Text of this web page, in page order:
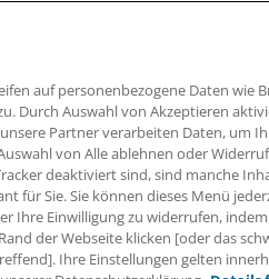
von ihren Hausärzten -
meisten Hausärzte
auf personenbezogene Daten wie
Durch Auswahl von Akzeptieren
Partner verarbeiten Daten, um
von Alle ablehnen oder
deaktiviert sind, sind manche
für Sie. Sie können dieses Menü
Ihre Einwilligung zu widerrufen, indem
der Webseite klicken [oder das
Ihre Einstellungen gelten